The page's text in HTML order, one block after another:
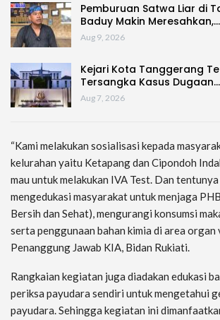
Pemburuan Satwa Liar di
Baduy Makin Meresahkan,…
Aug 9, 2026
Kejari Kota Tanggerang
Tersangka Kasus Dugaan…
Aug 7, 2026
“Kami melakukan sosialisasi kepada
kelurahan yaitu Ketapang dan Cipondoh
mau untuk melakukan IVA Test. Dan
mengedukasi masyarakat untuk menjaga
Bersih dan Sehat), mengurangi konsumsi
serta penggunaan bahan kimia di area organ
Penanggung Jawab KIA, Bidan Rukiati.
Rangkaian kegiatan juga diadakan edukasi
periksa payudara sendiri untuk mengetahui
payudara. Sehingga kegiatan ini